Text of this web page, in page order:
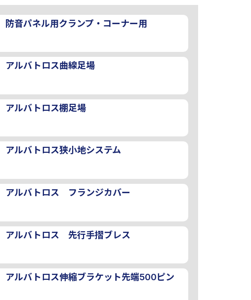
防音パネル用クランプ・コーナー用
アルバトロス曲線足場
アルバトロス棚足場
アルバトロス狭小地システム
アルバトロス フランジカバー
アルバトロス 先行手摺ブレス
アルバトロス伸縮ブラケット先端500ピン